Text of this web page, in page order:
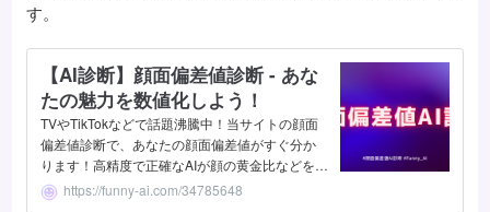
す。
【AI診断】顔面偏差値診断 - あな
たの魅力を数値化しよう！
TVやTikTokなどで話題沸騰中！当サイトの顔面
偏差値診断で、あなたの顔面偏差値がすぐ分か
ります！高精度で正確なAIが顔の黄金比などを分
析・評価し、偏差値で数値化します。男女どち
らも無料かつ簡単に、写真一枚で診断できま
https://funny-ai.com/34785648